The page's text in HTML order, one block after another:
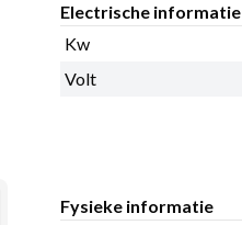
Electrische informatie
Kw
Volt
Fysieke informatie